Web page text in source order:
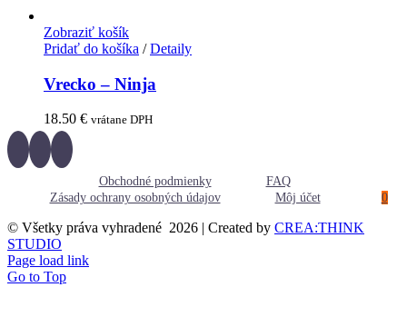
Zobraziť košík
Pridať do košíka / Detaily
Vrecko – Ninja
18.50 € vrátane DPH
Obchodné podmienky
FAQ
Zásady ochrany osobných údajov
Môj účet 0
© Všetky práva vyhradené 2026 | Created by CREA:THINK
STUDIO
Page load link
Go to Top